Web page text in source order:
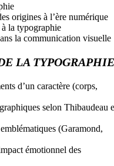
origines à l’ère numérique
la typographie
la communication visuelle
LA TYPOGRAPHIE
d’un caractère (corps,
selon Thibaudeau
(Garamond,
émotionnel des